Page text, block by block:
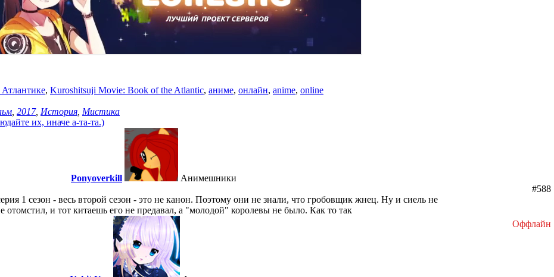
, Kuroshitsuji Movie: Book of the Atlantic, аниме, онлайн, anime, online
2017, История Мистика
их, иначе а-та-та.)
Ponyoverkill
Анимешники
#588
1 сезон - весь второй сезон - это не канон. Поэтому они не знали, что гробовщик жнец. Ну и сиель не
отомстил, и тот китаешь его не предавал, а "молодой" королевы не было. Как то так
Оффлайн